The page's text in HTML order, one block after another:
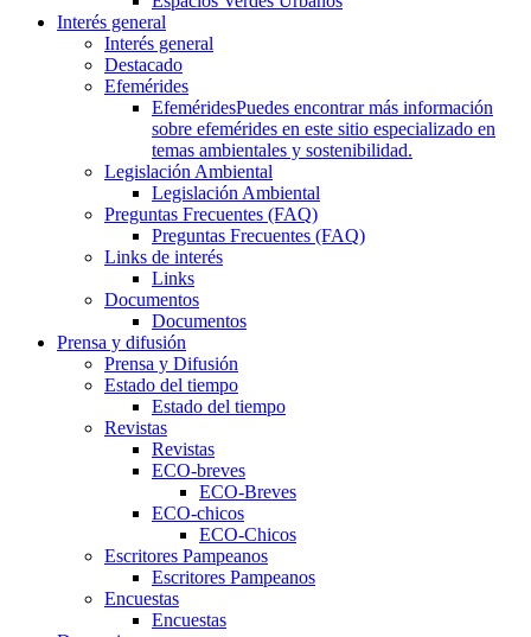
Interés general
Interés general
Destacado
Efemérides
EfeméridesPuedes encontrar más información
sobre efemérides en este sitio especializado en
temas ambientales y sostenibilidad.
Legislación Ambiental
Legislación Ambiental
Preguntas Frecuentes (FAQ)
Preguntas Frecuentes (FAQ)
Links de interés
Links
Documentos
Documentos
Prensa y difusión
Prensa y Difusión
Estado del tiempo
Estado del tiempo
Revistas
Revistas
ECO-breves
ECO-Breves
ECO-chicos
ECO-Chicos
Escritores Pampeanos
Escritores Pampeanos
Encuestas
Encuestas